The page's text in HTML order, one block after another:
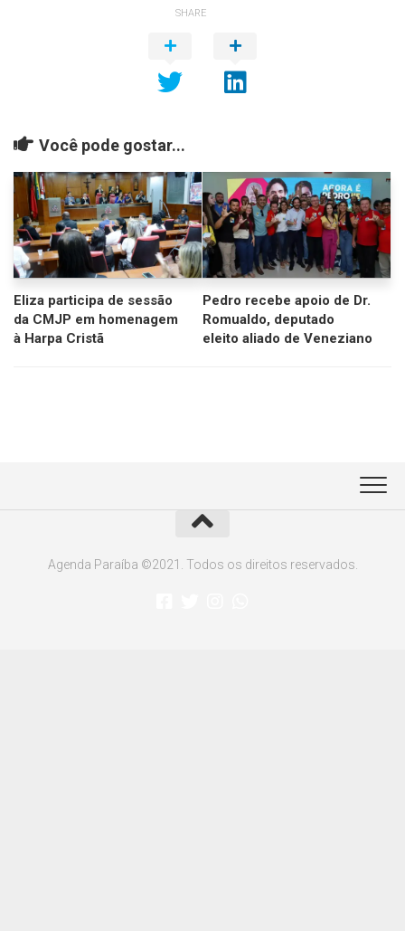
SHARE
Você pode gostar...
Eliza participa de sessão
da CMJP em homenagem
à Harpa Cristã
Pedro recebe apoio de Dr.
Romualdo, deputado
eleito aliado de Veneziano
Agenda Paraíba ©2021. Todos os direitos reservados.